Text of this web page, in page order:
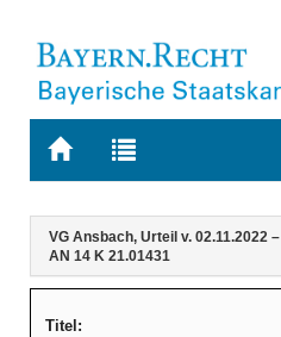
Zur
BAYERN.RECHT
Zur
letzten
Suche
Navigation
Inhalt
VG Ansbach, Urteil v. 02.11.2022 –
AN 14 K 21.01431
Titel: